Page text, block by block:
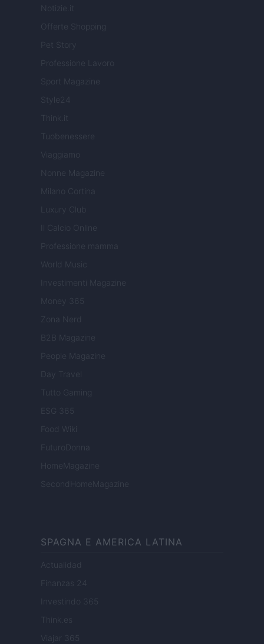
Notizie.it
Offerte Shopping
Pet Story
Professione Lavoro
Sport Magazine
Style24
Think.it
Tuobenessere
Viaggiamo
Nonne Magazine
Milano Cortina
Luxury Club
Il Calcio Online
Professione mamma
World Music
Investimenti Magazine
Money 365
Zona Nerd
B2B Magazine
People Magazine
Day Travel
Tutto Gaming
ESG 365
Food Wiki
FuturoDonna
HomeMagazine
SecondHomeMagazine
SPAGNA E AMERICA LATINA
Actualidad
Finanzas 24
Investindo 365
Think.es
Viajar 365